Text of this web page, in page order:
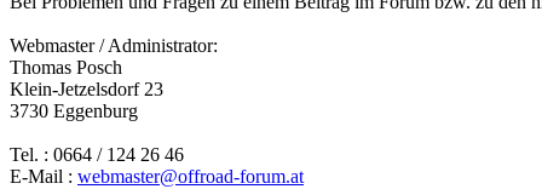
Webmaster / Administrator:
Thomas Posch
Klein-Jetzelsdorf 23
3730 Eggenburg
Tel. : 0664 / 124 26 46
E-Mail : webmaster@offroad-forum.at